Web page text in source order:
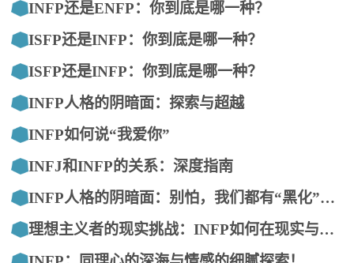
INFP还是ENFP：你到底是哪一种？
ISFP还是INFP：你到底是哪一种？
ISFP还是INFP：你到底是哪一种？
INFP人格的阴暗面：探索与超越
INFP如何说“我爱你”
INFJ和INFP的关系：深度指南
INFP人格的阴暗面：别怕，我们都有“黑化”的时候！
理想主义者的现实挑战：INFP如何在现实与梦想间游走